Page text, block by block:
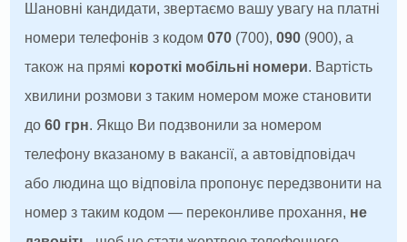
Шановні кандидати, звертаємо вашу увагу на платні
номери телефонів з кодом070 (700),090 (900), а
також на прямі короткі мобільні номери. Вартість
хвилини розмови з таким номером може становити
до60 грн. Якщо Ви подзвонили за номером
телефону вказаному в вакансії, а автовідповідач
або людина що відповіла пропонує передзвонити на
номер з таким кодом — переконливе прохання, не